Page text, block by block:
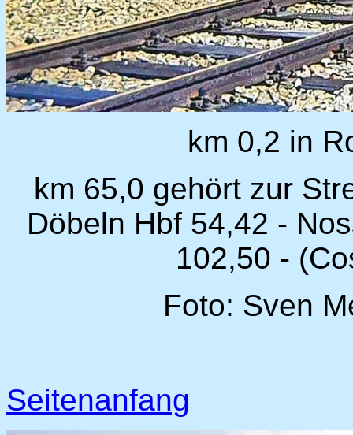
km 0,2 in
km 65,0 gehört zur
Döbeln Hbf 54,42 -
102,50 -
Foto: Sven
Seitenanfang